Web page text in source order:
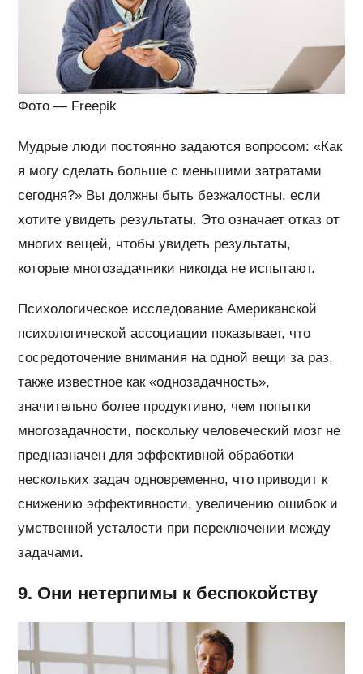
Фото — Freepik
Мудрые люди постоянно задаются вопросом: «Как
я могу сделать больше с меньшими затратами
сегодня?» Вы должны быть безжалостны, если
хотите увидеть результаты. Это означает отказ от
многих вещей, чтобы увидеть результаты,
которые многозадачники никогда не испытают.
Психологическое исследование Американской
психологической ассоциации показывает, что
сосредоточение внимания на одной вещи за раз,
также известное как «однозадачность»,
значительно более продуктивно, чем попытки
многозадачности, поскольку человеческий мозг не
предназначен для эффективной обработки
нескольких задач одновременно, что приводит к
снижению эффективности, увеличению ошибок и
умственной усталости при переключении между
задачами.
9. Они нетерпимы к беспокойству